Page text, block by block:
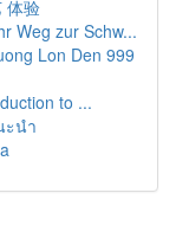
体验
Weg zur Schw...
Lon Den 999
to ...
ะนำ